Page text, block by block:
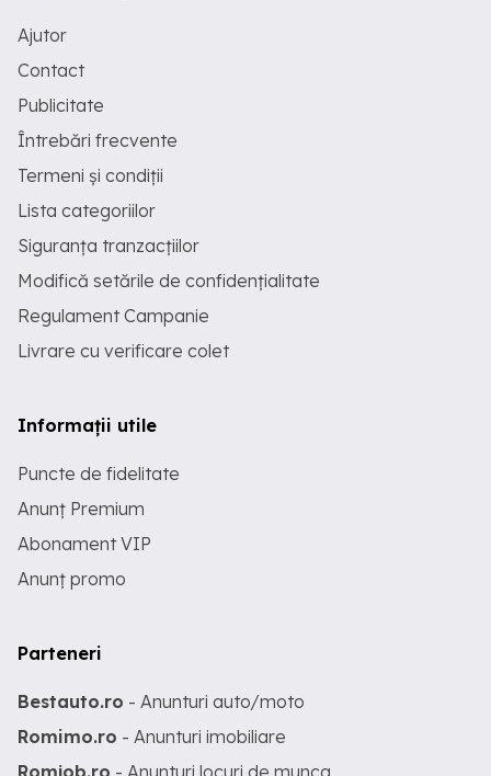
Ajutor
Contact
Publicitate
Întrebări frecvente
Termeni și condiții
Lista categoriilor
Siguranța tranzacțiilor
Modifică setările de confidențialitate
Regulament Campanie
Livrare cu verificare colet
Informații utile
Puncte de fidelitate
Anunț Premium
Abonament VIP
Anunț promo
Parteneri
Bestauto.ro - Anunturi auto/moto
Romimo.ro - Anunturi imobiliare